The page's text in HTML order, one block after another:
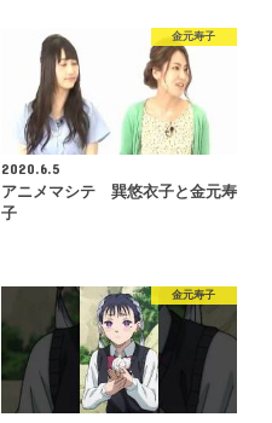
金元寿子
2020.6.5
アニメマシテ 巽悠衣子と金元寿
子
金元寿子